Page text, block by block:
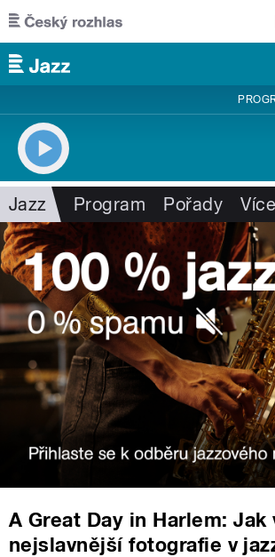
Přejít k hlavnímu obsahu
Jazz Program Pořady Více
A Great Day in Harlem: Jak
nejslavnější fotografie v